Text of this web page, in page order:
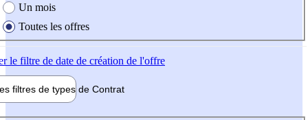
Un mois
Toutes les offres
le filtre de date de création de l'offre
filtres de types de Contrat